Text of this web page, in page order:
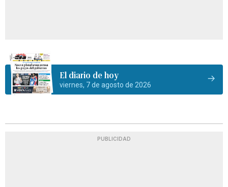
El diario de hoy
viernes, 7 de agosto de 2026
PUBLICIDAD